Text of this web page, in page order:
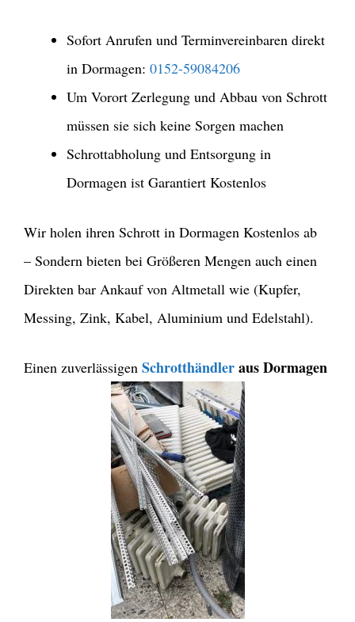
Sofort Anrufen und Terminvereinbaren direkt
in Dormagen: 0152-59084206
Um Vorort Zerlegung und Abbau von Schrott
müssen sie sich keine Sorgen machen
Schrottabholung und Entsorgung in
Dormagen ist Garantiert Kostenlos
Wir holen ihren Schrott in Dormagen Kostenlos ab
– Sondern bieten bei Größeren Mengen auch einen
Direkten bar Ankauf von Altmetall wie (Kupfer,
Messing, Zink, Kabel, Aluminium und Edelstahl).
Einen zuverlässigen Schrotthändleraus Dormagen